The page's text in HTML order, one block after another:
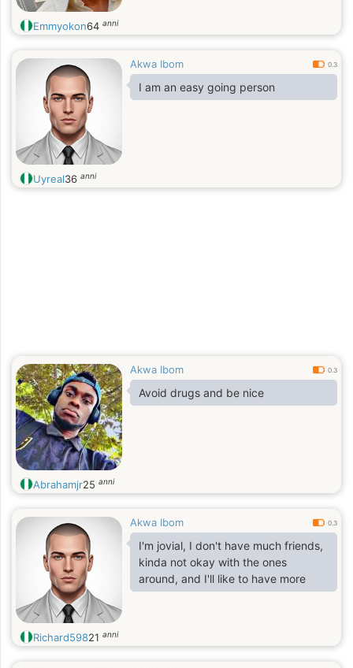
Emmyokon64 anni
Akwa Ibom 0.3
I am an easy going person
Uyreal36 anni
Akwa Ibom 0.3
Avoid drugs and be nice
Abrahamjr25 anni
Akwa Ibom 0.3
I'm jovial, I don't have much friends,
kinda not okay with the ones
around, and I'll like to have more
Richard59821 anni